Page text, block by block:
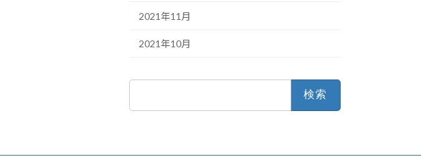
2021年11月
2021年10月